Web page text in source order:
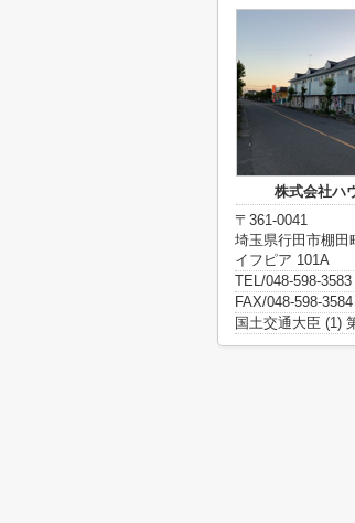
株式会社ハ
〒361-0041
埼玉県行田市棚田
イフピア 101A
TEL/048-598-3583
FAX/048-598-3584
国土交通大臣 (1)